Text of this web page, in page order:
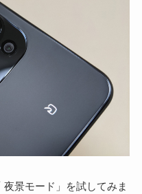
景モード」を試してみま